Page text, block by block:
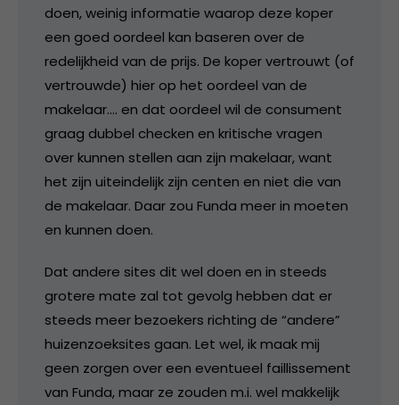
doen, weinig informatie waarop deze koper
een goed oordeel kan baseren over de
redelijkheid van de prijs. De koper vertrouwt (of
vertrouwde) hier op het oordeel van de
makelaar…. en dat oordeel wil de consument
graag dubbel checken en kritische vragen
over kunnen stellen aan zijn makelaar, want
het zijn uiteindelijk zijn centen en niet die van
de makelaar. Daar zou Funda meer in moeten
en kunnen doen.
Dat andere sites dit wel doen en in steeds
grotere mate zal tot gevolg hebben dat er
steeds meer bezoekers richting de “andere”
huizenzoeksites gaan. Let wel, ik maak mij
geen zorgen over een eventueel faillissement
van Funda, maar ze zouden m.i. wel makkelijk